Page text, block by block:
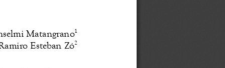
Matangrano1
Esteban Zó2